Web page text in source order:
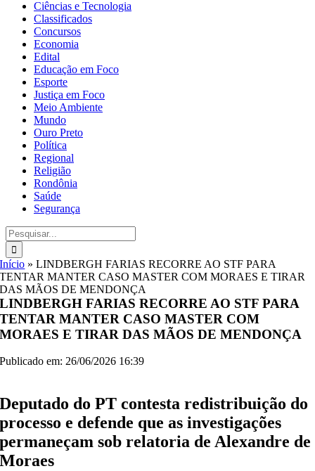
Ciências e Tecnologia
Classificados
Concursos
Economia
Edital
Educação em Foco
Esporte
Justiça em Foco
Meio Ambiente
Mundo
Ouro Preto
Política
Regional
Religião
Rondônia
Saúde
Segurança
Buscar
resultados
para:
Início »LINDBERGH FARIAS RECORRE AO STF PARA
TENTAR MANTER CASO MASTER COM MORAES E TIRAR
DAS MÃOS DE MENDONÇA
LINDBERGH FARIAS RECORRE AO STF PARA
TENTAR MANTER CASO MASTER COM
MORAES E TIRAR DAS MÃOS DE MENDONÇA
Publicado em: 26/06/2026 16:39
Deputado do PT contesta redistribuição do
processo e defende que as investigações
permaneçam sob relatoria de Alexandre de
Moraes